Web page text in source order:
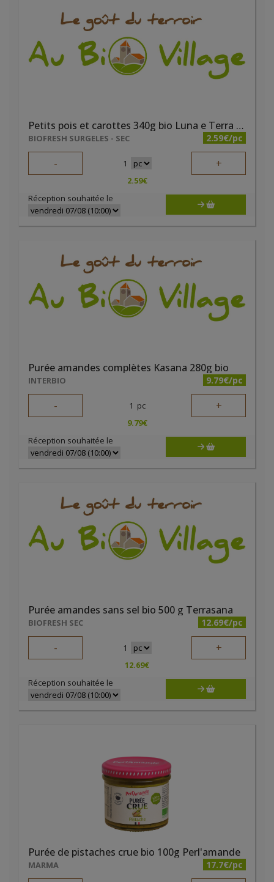
Petits pois et carottes 340g bio Luna e Terra DEMETER
BIOFRESH SURGELES - SEC 2.59€/pc
- 1 +
2.59€
Réception souhaitée le
Purée amandes complètes Kasana 280g bio
INTERBIO 9.79€/pc
- 1 pc +
9.79€
Réception souhaitée le
Purée amandes sans sel bio 500 g Terrasana
BIOFRESH SEC 12.69€/pc
- 1 +
12.69€
Réception souhaitée le
Purée de pistaches crue bio 100g Perl'amande
MARMA 17.7€/pc